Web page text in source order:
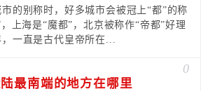
的别称时，好多城市会被冠上“都”的称
上海是“魔都”，北京被称作“帝都”好理
一直是古代皇帝所在...
0
最南端的地方在哪里